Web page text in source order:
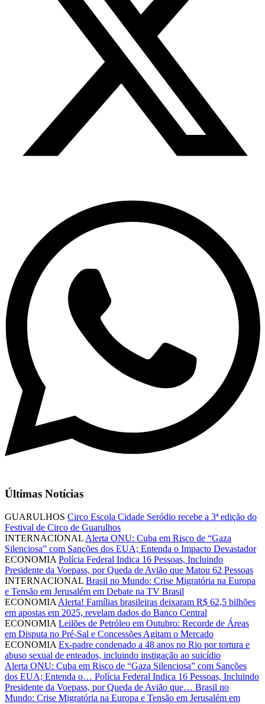
Últimas Notícias
GUARULHOS Circo Escola Cidade Seródio recebe a 3ª edição do
Festival de Circo de Guarulhos
INTERNACIONAL Alerta ONU: Cuba em Risco de “Gaza
Silenciosa” com Sanções dos EUA; Entenda o Impacto Devastador
ECONOMIA Polícia Federal Indica 16 Pessoas, Incluindo
Presidente da Voepass, por Queda de Avião que Matou 62 Pessoas
INTERNACIONAL Brasil no Mundo: Crise Migratória na Europa
e Tensão em Jerusalém em Debate na TV Brasil
ECONOMIA Alerta! Famílias brasileiras deixaram R$ 62,5 bilhões
em apostas em 2025, revelam dados do Banco Central
ECONOMIA Leilões de Petróleo em Outubro: Recorde de Áreas
em Disputa no Pré-Sal e Concessões Agitam o Mercado
ECONOMIA Ex-padre condenado a 48 anos no Rio por tortura e
abuso sexual de enteados, incluindo instigação ao suicídio
Alerta ONU: Cuba em Risco de “Gaza Silenciosa” com Sanções
dos EUA; Entenda o… Polícia Federal Indica 16 Pessoas, Incluindo
Presidente da Voepass, por Queda de Avião que… Brasil no
Mundo: Crise Migratória na Europa e Tensão em Jerusalém em